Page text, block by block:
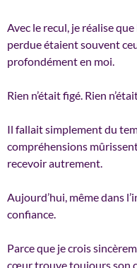
Avec le recul, je réalise
perdue étaient souvent
profondément en moi.
Rien n’était figé. Rien
Il fallait simplement du
compréhensions
recevoir autrement.
Aujourd’hui, même dans
confiance.
Parce que je crois
cœur trouve toujours son